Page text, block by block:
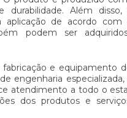
durabilidade. Além
aplicação de acordo com
podem ser
e equipamento
engenharia
atendimento a todo o
dos produtos e